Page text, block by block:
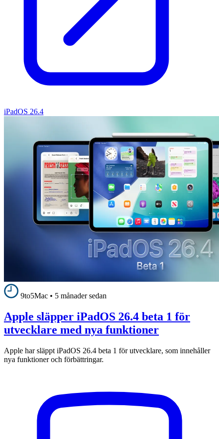
iPadOS 26.4
9to5Mac • 5 månader sedan
Apple släpper iPadOS 26.4 beta 1 för
utvecklare med nya funktioner
Apple har släppt iPadOS 26.4 beta 1 för utvecklare, som innehåller
nya funktioner och förbättringar.